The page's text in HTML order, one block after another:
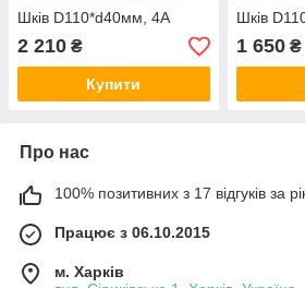
Шків D110*d40мм, 4А
2 210 ₴
Купити
Шків
1 650₴
Про нас
100% позитивних з 17 відгуків за
Працює з 06.10.2015
м. Харків